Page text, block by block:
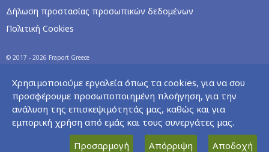
Δήλωση προστασίας προσωπικών δεδομένων
Πολιτική Cookies
© 2017 - 2026 Fraport Greece
Χρησιμοποιούμε εργαλεία όπως τα cookies, για να σου
προσφέρουμε προσωποποιημένη πλοήγηση, για την
ανάλυση της επισκεψιμότητάς μας, καθώς και για
εμπορική χρήση από εμάς και τους συνεργάτες μας.
Προσαρμογή
Απόρριψη Αποδοχή